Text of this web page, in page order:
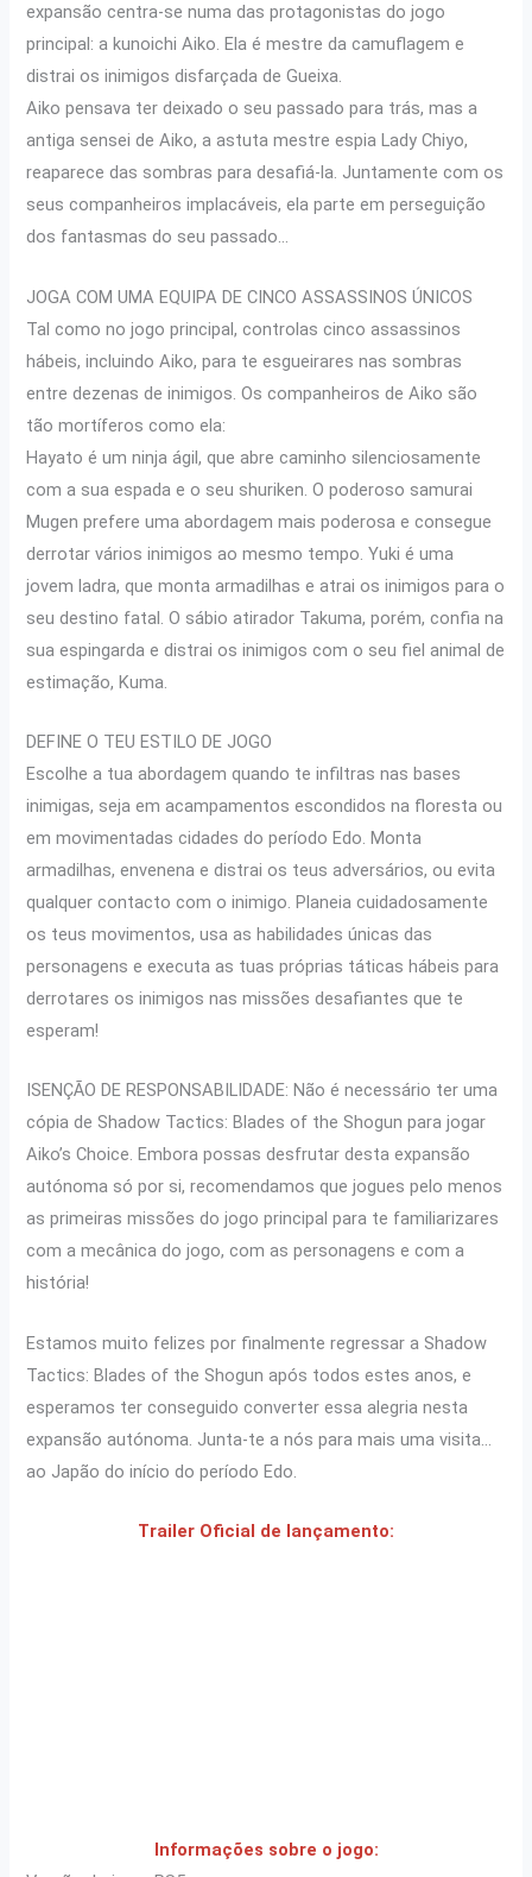
expansão centra-se numa das protagonistas do jogo
principal: a kunoichi Aiko. Ela é mestre da camuflagem e
distrai os inimigos disfarçada de Gueixa.
Aiko pensava ter deixado o seu passado para trás, mas a
antiga sensei de Aiko, a astuta mestre espia Lady Chiyo,
reaparece das sombras para desafiá-la. Juntamente com os
seus companheiros implacáveis, ela parte em perseguição
dos fantasmas do seu passado…
JOGA COM UMA EQUIPA DE CINCO ASSASSINOS ÚNICOS
Tal como no jogo principal, controlas cinco assassinos
hábeis, incluindo Aiko, para te esgueirares nas sombras
entre dezenas de inimigos. Os companheiros de Aiko são
tão mortíferos como ela:
Hayato é um ninja ágil, que abre caminho silenciosamente
com a sua espada e o seu shuriken. O poderoso samurai
Mugen prefere uma abordagem mais poderosa e consegue
derrotar vários inimigos ao mesmo tempo. Yuki é uma
jovem ladra, que monta armadilhas e atrai os inimigos para o
seu destino fatal. O sábio atirador Takuma, porém, confia na
sua espingarda e distrai os inimigos com o seu fiel animal de
estimação, Kuma.
DEFINE O TEU ESTILO DE JOGO
Escolhe a tua abordagem quando te infiltras nas bases
inimigas, seja em acampamentos escondidos na floresta ou
em movimentadas cidades do período Edo. Monta
armadilhas, envenena e distrai os teus adversários, ou evita
qualquer contacto com o inimigo. Planeia cuidadosamente
os teus movimentos, usa as habilidades únicas das
personagens e executa as tuas próprias táticas hábeis para
derrotares os inimigos nas missões desafiantes que te
esperam!
ISENÇÃO DE RESPONSABILIDADE: Não é necessário ter uma
cópia de Shadow Tactics: Blades of the Shogun para jogar
Aiko’s Choice. Embora possas desfrutar desta expansão
autónoma só por si, recomendamos que jogues pelo menos
as primeiras missões do jogo principal para te familiarizares
com a mecânica do jogo, com as personagens e com a
história!
Estamos muito felizes por finalmente regressar a Shadow
Tactics: Blades of the Shogun após todos estes anos, e
esperamos ter conseguido converter essa alegria nesta
expansão autónoma. Junta-te a nós para mais uma visita…
ao Japão do início do período Edo.
Trailer Oficial de lançamento:
Informações sobre o jogo: